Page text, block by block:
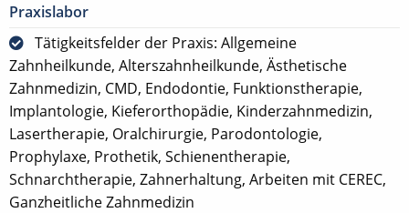
Praxislabor
Tätigkeitsfelder der Praxis: Allgemeine
Zahnheilkunde, Alterszahnheilkunde, Ästhetische
Zahnmedizin, CMD, Endodontie, Funktionstherapie,
Implantologie, Kieferorthopädie, Kinderzahnmedizin,
Lasertherapie, Oralchirurgie, Parodontologie,
Prophylaxe, Prothetik, Schienentherapie,
Schnarchtherapie, Zahnerhaltung, Arbeiten mit CEREC,
Ganzheitliche Zahnmedizin